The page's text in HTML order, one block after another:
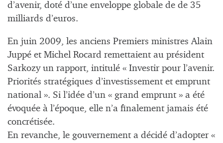
d’avenir, doté d’une enveloppe globale de de 35
milliards d’euros.
En juin 2009, les anciens Premiers ministres Alain
Juppé et Michel Rocard remettaient au président
Sarkozy un rapport, intitulé « Investir pour l’avenir.
Priorités stratégiques d’investissement et emprunt
national ». Si l’idée d’un « grand emprunt » a été
évoquée à l’époque, elle n’a finalement jamais été
concrétisée.
En revanche, le gouvernement a décidé d’adopter «